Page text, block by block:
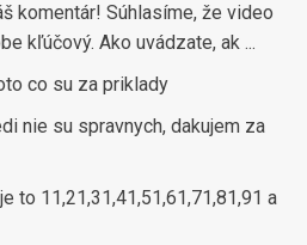
komentár! Súhlasíme, že video
kľúčový. Ako uvádzate, ak ...
co su za priklady
nie su spravnych, dakujem za
to 11,21,31,41,51,61,71,81,91 a